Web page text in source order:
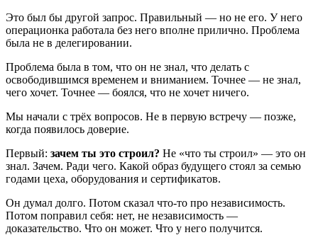
Это был бы другой запрос. Правильный — но не его. У него
операционка работала без него вполне прилично. Проблема
была не в делегировании.
Проблема была в том, что он не знал, что делать с
освободившимся временем и вниманием. Точнее — не знал,
чего хочет. Точнее — боялся, что не хочет ничего.
Мы начали с трёх вопросов. Не в первую встречу — позже,
когда появилось доверие.
Первый: зачем ты это строил? Не «что ты строил» — это он
знал. Зачем. Ради чего. Какой образ будущего стоял за семью
годами цеха, оборудования и сертификатов.
Он думал долго. Потом сказал что-то про независимость.
Потом поправил себя: нет, не независимость —
доказательство. Что он может. Что у него получится.